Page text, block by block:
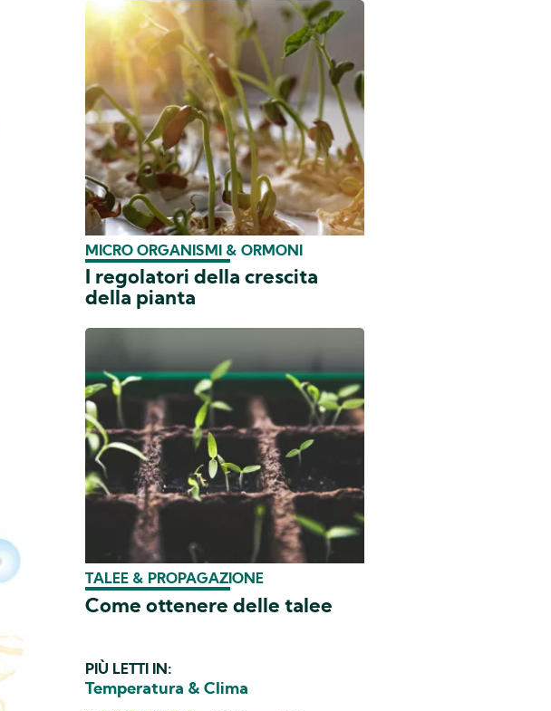
MICRO ORGANISMI & ORMONI
I regolatori della crescita
della pianta
TALEE & PROPAGAZIONE
Come ottenere delle talee
PIÙ LETTI IN:
Temperatura & Clima